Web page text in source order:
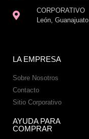
CORPORATIVO
León, Guanajuato
LA EMPRESA
Sobre Nosotros
Contacto
Sitio Corporativo
AYUDA PARA
COMPRAR